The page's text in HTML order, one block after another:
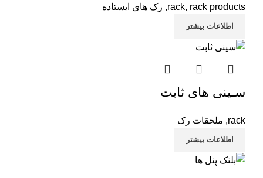
rack, rack products
, رک های ایستاده
اطلاعات بیشتر
سـینی های ثابت
rack
, ملحقات رک
اطلاعات بیشتر